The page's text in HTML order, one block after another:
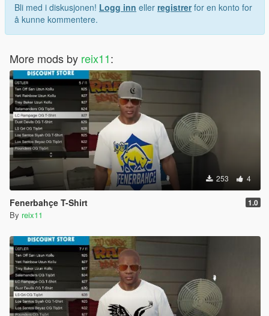
Bli med i diskusjonen! Logg inn eller registrerfor en konto for
å kunne kommentere.
More mods by reix11:
253 4
Fenerbahçe T-Shirt 1.0
By reix11